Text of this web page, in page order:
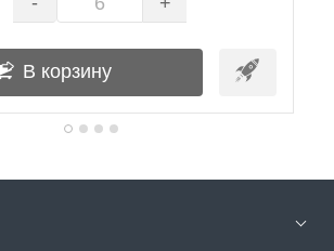
В корзину